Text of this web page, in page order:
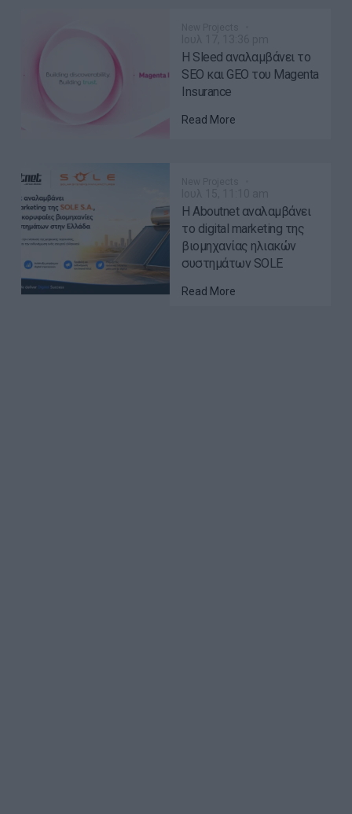
Η Sleed αναλαμβάνει το
SEO και GEO του Magenta
Insurance
Read More
Η Aboutnet αναλαμβάνει
το digital marketing της
βιομηχανίας ηλιακών
συστημάτων SOLE
Read More